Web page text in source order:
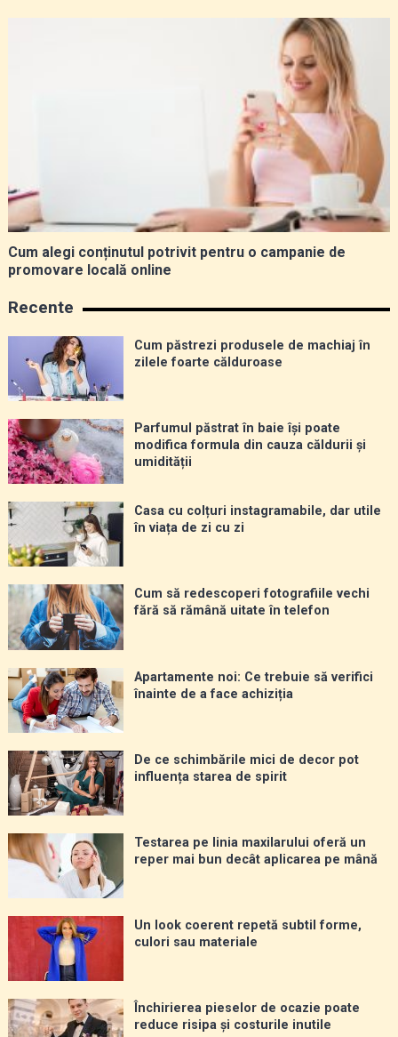
Cum alegi conținutul potrivit pentru o campanie de
promovare locală online
Recente
Cum păstrezi produsele de machiaj în
zilele foarte călduroase
Parfumul păstrat în baie își poate
modifica formula din cauza căldurii și
umidității
Casa cu colțuri instagramabile, dar utile
în viața de zi cu zi
Cum să redescoperi fotografiile vechi
fără să rămână uitate în telefon
Apartamente noi: Ce trebuie să verifici
înainte de a face achiziția
De ce schimbările mici de decor pot
influența starea de spirit
Testarea pe linia maxilarului oferă un
reper mai bun decât aplicarea pe mână
Un look coerent repetă subtil forme,
culori sau materiale
Închirierea pieselor de ocazie poate
reduce risipa și costurile inutile